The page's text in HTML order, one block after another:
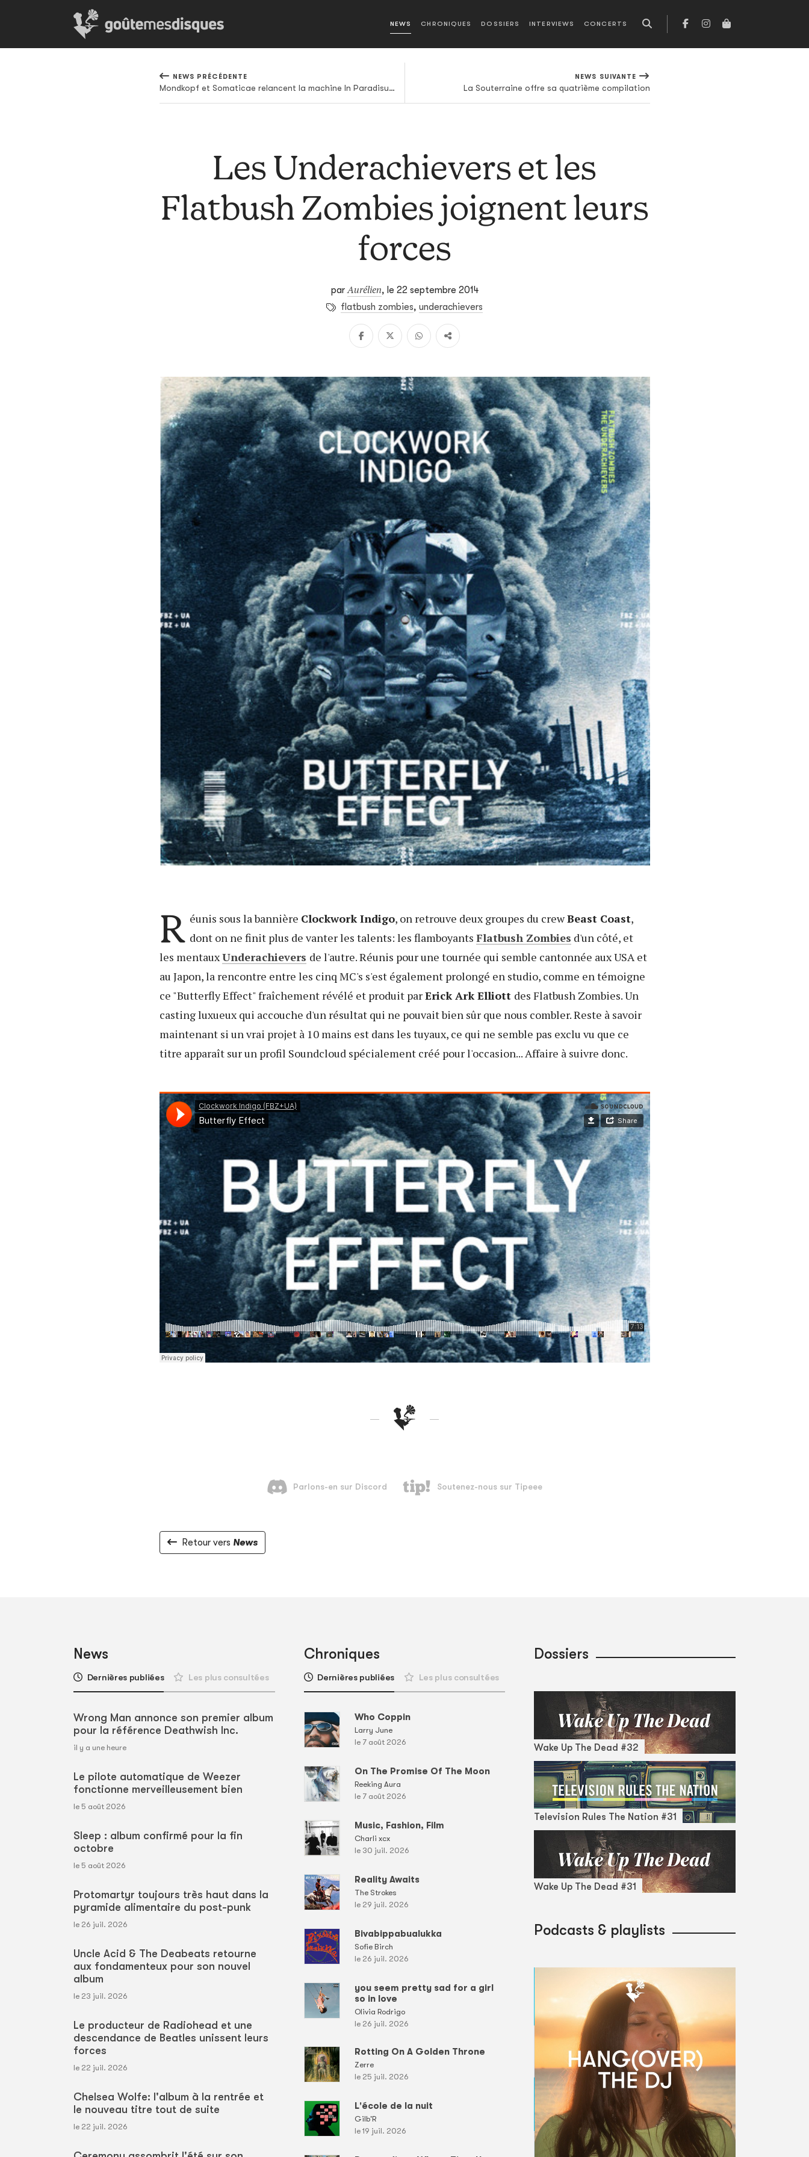
NEWS CHRONIQUES DOSSIERS INTERVIEWS CONCERTS
NEWS PRÉCÉDENTE
Mondkopf et Somaticae relancent la machine In Paradisum
NEWS SUIVANTE
La Souterraine offre sa quatrième compilation
Les Underachievers et les
Flatbush Zombies joignent leurs
forces
parAurélien, le 22 septembre 2014
flatbush zombies, underachievers
R éunis sous la bannière Clockwork Indigo, on retrouve deux groupes du crewBeast Coast,
dont on ne finit plus de vanter les talents: les flamboyants Flatbush Zombies d'un côté, et
les mentauxUnderachievers de l'autre. Réunis pour une tournée qui semble cantonnée aux USA et
au Japon, la rencontre entre les cinq MC's s'est également prolongé en studio, comme en témoigne
ce "Butterfly Effect" fraîchement révélé et produit parErick Ark Elliott des Flatbush Zombies. Un
casting luxueux qui accouche d'un résultat qui ne pouvait bien sûr que nous combler. Reste à savoir
maintenant si un vrai projet à 10 mains est dans les tuyaux, ce qui ne semble pas exclu vu que ce
titre apparaît sur un profil Soundcloud spécialement créé pour l'occasion... Affaire à suivre donc.
Retour vers News
News
Dernières publiées Les plus consultées
Wrong Man annonce son premier album
pour la référence Deathwish Inc.
il y a une heure
Le pilote automatique de Weezer
fonctionne merveilleusement bien
le 5 août 2026
Sleep : album confirmé pour la fin
octobre
le 5 août 2026
Protomartyr toujours très haut dans la
pyramide alimentaire du post-punk
le 26 juil. 2026
Uncle Acid & The Deabeats retourne
aux fondamenteux pour son nouvel
album
le 23 juil. 2026
Le producteur de Radiohead et une
descendance de Beatles unissent leurs
forces
le 22 juil. 2026
Chelsea Wolfe: l'album à la rentrée et
le nouveau titre tout de suite
le 22 juil. 2026
Chroniques
Dernières publiées Les plus consultées
Who Coppin
Larry June
le 7 août 2026
On The Promise Of The Moon
Reeking Aura
le 7 août 2026
Music, Fashion, Film
Charli xcx
le 30 juil. 2026
Reality Awaits
The Strokes
le 29 juil. 2026
Bivabippabualukka
Sofie Birch
le 26 juil. 2026
you seem pretty sad for a girl
so in love
Olivia Rodrigo
le 26 juil. 2026
Rotting On A Golden Throne
Zerre
le 25 juil. 2026
L'école de la nuit
Gilb'R
le 19 juil. 2026
Dossiers
Wake Up The Dead #32
Television Rules The Nation #31
Wake Up The Dead #31
Podcasts & playlists